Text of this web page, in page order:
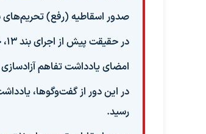
صدور اسقاطیه (رفع)
در حقیقت پیش از اجرای بند ۱۳، جمهوری اسلامی وارد مذاکره مرحله نهایی نمی‌شود.
امضای یادداشت تفاهم آزادسازی
در این دور از گفت‌وگوها،
رسید.